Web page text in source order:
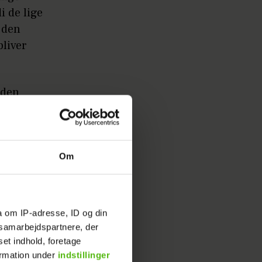
Om
om IP-adresse, ID og din
der
indhold, foretage
under indstillinger
de lige
ny
rigtig